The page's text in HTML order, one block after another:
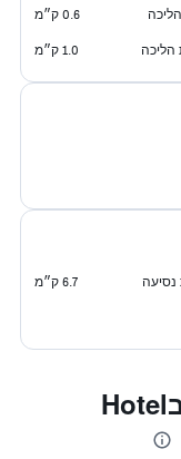
0.6 ק״מ
1.0 ק״מ
6.7 ק״מ
שאלות נפוצות למזמינים בHotel